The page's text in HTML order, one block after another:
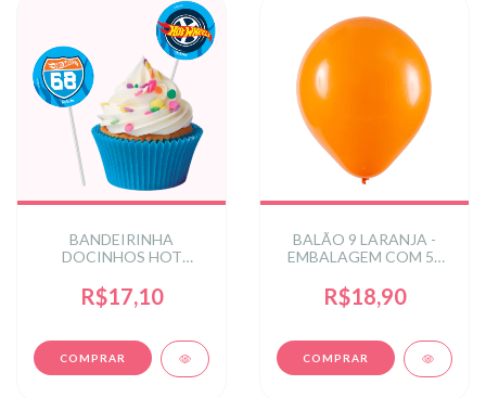
BANDEIRINHA
DOCINHOS HOT
R$17,10
BALÃO 9 LARANJA -
EMBALAGEM COM 50
R$18,90